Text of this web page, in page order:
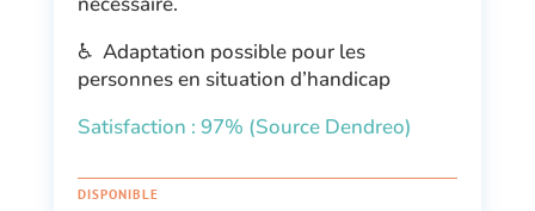
♿ Adaptation possible pour les
personnes en situation d’handicap
Satisfaction : 97% (Source Dendreo)
DISPONIBLE